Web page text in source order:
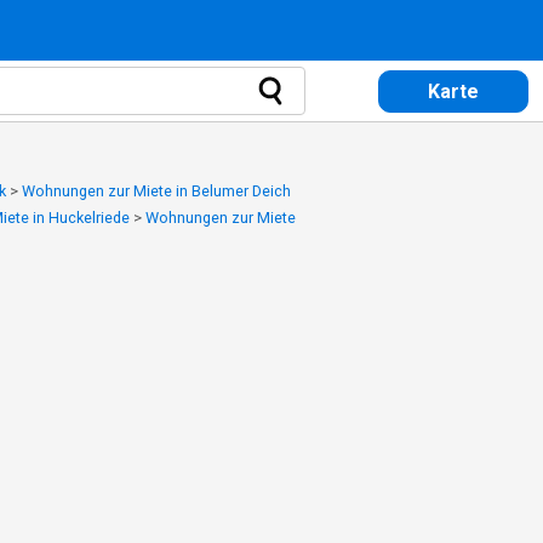
Karte
> Wohnungen zur Miete in Belumer Deich
in Huckelriede > Wohnungen zur Miete